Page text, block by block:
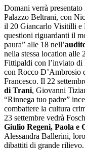
Domani verrà
Palazzo Beltrani, con
il 20 Giancarlo Visitilli e
questioni riguardanti il
paura” alle 18 nell’
nella stessa location alle
Fittipaldi con l’inviato
con Rocco D’Ambrosio
Francesco. Il 22
di Trani, Giovanni
“Rinnega tuo padre”
combattere la cultura
23 settembre vedrà
Giulio Regeni, Paola e
Alessandra Ballerini,
dibattiti di grande rilievo.